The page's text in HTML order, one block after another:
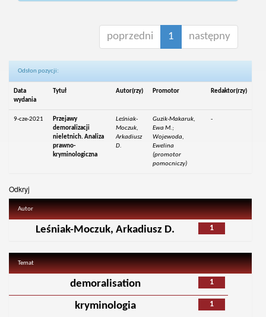
poprzedni 1 następny
Odsłon pozycji:
Data
wydania
Tytuł Autor(rzy) Promotor Redaktor(rzy)
9-cze-2021
Przejawy
demoralizacji
nieletnich. Analiza
prawno-
kryminologiczna
Leśniak-
Moczuk,
Arkadiusz
D.
Guzik-Makaruk,
Ewa M.;
Wojewoda,
Ewelina
(promotor
pomocniczy)
-
Odkryj
Autor
1
Leśniak-Moczuk, Arkadiusz D.
Temat
1
demoralisation
1
kryminologia